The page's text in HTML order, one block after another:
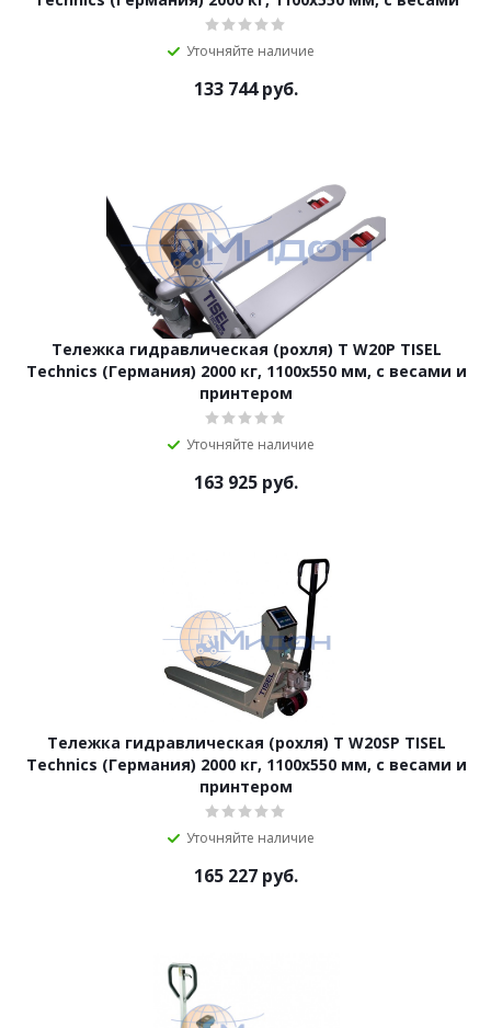
Уточняйте наличие
133 744руб.
Тележка гидравлическая (рохля) T W20P TISEL
Technics (Германия) 2000 кг, 1100х550 мм, с весами и
принтером
Уточняйте наличие
163 925 руб.
Тележка гидравлическая (рохля) T W20SP TISEL
Technics (Германия) 2000 кг, 1100х550 мм, с весами и
принтером
Уточняйте наличие
165 227 руб.